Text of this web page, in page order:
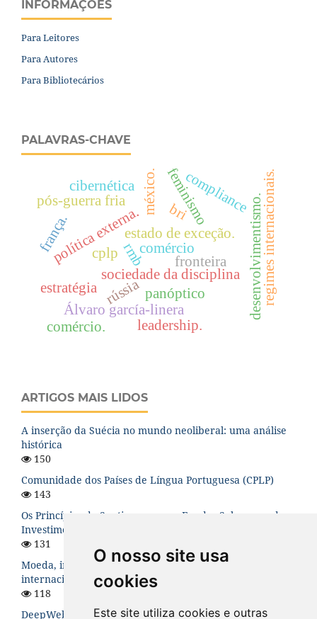
O nosso site usa
cookies
Este site utiliza cookies e outras
INFORMAÇÕES
Para Leitores
Para Autores
Para Bibliotecários
PALAVRAS-CHAVE
cplp
sociedade da disciplina
rmbcomércio
política externa.
pós-guerra fria
rússia desenvolvimentismo.
Álvaro garcía-linera
estado de exceção.
bri
panóptico
méxico. feminismo
fronteira regimes internacionais.
compliance
frança.
estratégia
cibernética
comércio. leadership.
ARTIGOS MAIS LIDOS
A inserção da Suécia no mundo neoliberal: uma análise
histórica
150
Comunidade dos Países de Língua Portuguesa (CPLP)
143
Os Princípios de Santiago para os Fundos Soberanos de
Investimento: uma análise teórica
131
Moeda, instabilidade financeira e hierarquia no sistema
internacional
118
DeepWeb: O Lado Sombrio da Internet